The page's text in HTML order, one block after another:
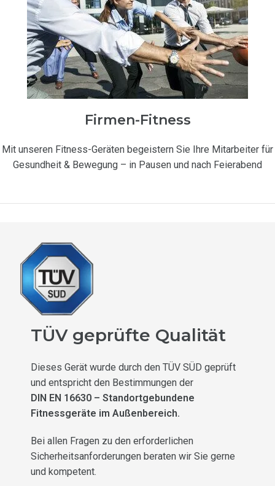
Firmen-Fitness
Mit unseren Fitness-Geräten begeistern Sie Ihre Mitarbeiter für
Gesundheit & Bewegung – in Pausen und nach Feierabend
TÜV geprüfte Qualität
Dieses Gerät wurde durch den TÜV SÜD geprüft
und entspricht den Bestimmungen der
DIN EN 16630 – Standortgebundene
Fitnessgeräte im Außenbereich.
Bei allen Fragen zu den erforderlichen
Sicherheitsanforderungen beraten wir Sie gerne
und kompetent.